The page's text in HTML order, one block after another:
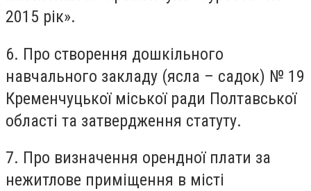
2015 рік».
6. Про створення дошкільного
навчального закладу (ясла – садок) № 19
Кременчуцької міської ради Полтавської
області та затвердження статуту.
7. Про визначення орендної плати за
нежитлове приміщення в місті